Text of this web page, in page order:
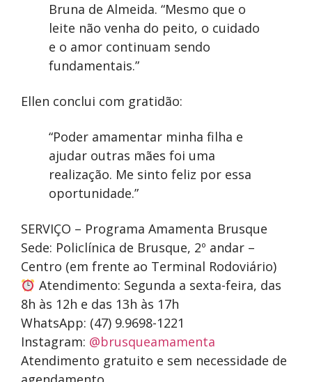
Bruna de Almeida. “Mesmo que o
leite não venha do peito, o cuidado
e o amor continuam sendo
fundamentais.”
Ellen conclui com gratidão:
“Poder amamentar minha filha e
ajudar outras mães foi uma
realização. Me sinto feliz por essa
oportunidade.”
SERVIÇO – Programa Amamenta Brusque
Sede: Policlínica de Brusque, 2º andar –
Centro (em frente ao Terminal Rodoviário)
Atendimento: Segunda a sexta-feira, das
8h às 12h e das 13h às 17h
WhatsApp: (47) 9.9698-1221
Instagram: @brusqueamamenta
Atendimento gratuito e sem necessidade de